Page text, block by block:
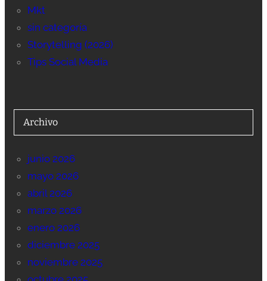
Mkt
sin categoría
Storytelling (2026)
Tips Social Media
Archivo
junio 2026
mayo 2026
abril 2026
marzo 2026
enero 2026
diciembre 2025
noviembre 2025